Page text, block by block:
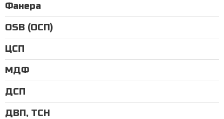
Фанера
OSB (ОСП)
ЦСП
МДФ
ДСП
ДВП, ТСН